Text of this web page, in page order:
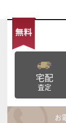
宅配
査定
お